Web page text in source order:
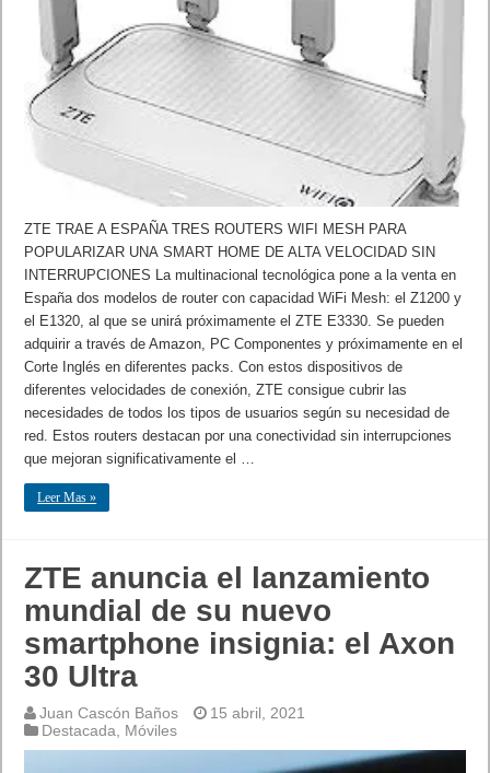
ZTE TRAE A ESPAÑA TRES ROUTERS WIFI MESH PARA
POPULARIZAR UNA SMART HOME DE ALTA VELOCIDAD SIN
INTERRUPCIONES La multinacional tecnológica pone a la venta en
España dos modelos de router con capacidad WiFi Mesh: el Z1200 y
el E1320, al que se unirá próximamente el ZTE E3330. Se pueden
adquirir a través de Amazon, PC Componentes y próximamente en el
Corte Inglés en diferentes packs. Con estos dispositivos de
diferentes velocidades de conexión, ZTE consigue cubrir las
necesidades de todos los tipos de usuarios según su necesidad de
red. Estos routers destacan por una conectividad sin interrupciones
que mejoran significativamente el …
Leer Mas »
ZTE anuncia el lanzamiento
mundial de su nuevo
smartphone insignia: el Axon
30 Ultra
Juan Cascón Baños
15 abril, 2021
Destacada
Móviles